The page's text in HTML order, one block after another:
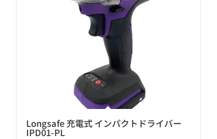
Longsafe 充電式 インパクトドライバー
IPD01-PL